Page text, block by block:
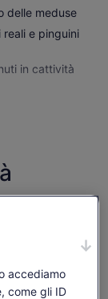
delle meduse
reali e pinguini
in cattività
essere stati
accediamo
come gli ID